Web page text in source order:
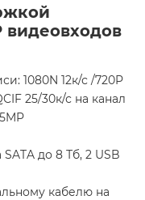
видеовходов
1080N 12к/с /720P
25/30к/с на канал
до 8 Тб, 2 USB
кабелю на